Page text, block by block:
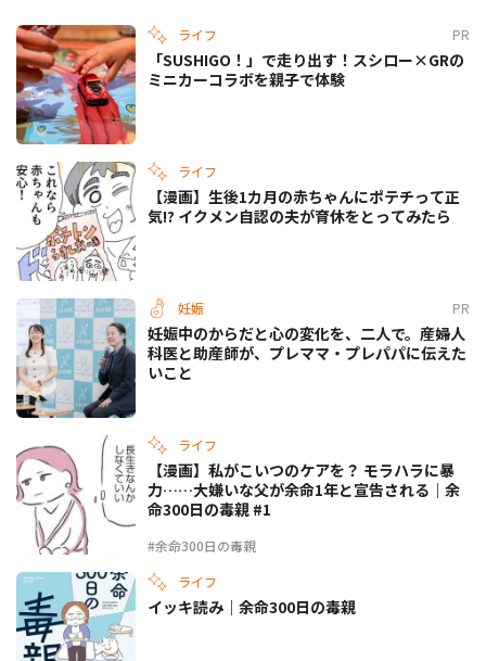
ライフ PR
「SUSHIGO！」で走り出す！スシロー×GRの
ミニカーコラボを親子で体験
ライフ
【漫画】生後1カ月の赤ちゃんにポテチって正
気!? イクメン自認の夫が育休をとってみたら
妊娠 PR
妊娠中のからだと心の変化を、二人で。産婦人
科医と助産師が、プレママ・プレパパに伝えた
いこと
ライフ
#余命300日の毒親
【漫画】私がこいつのケアを？ モラハラに暴
力……大嫌いな父が余命1年と宣告される｜余
命300日の毒親 #1
ライフ
イッキ読み｜余命300日の毒親